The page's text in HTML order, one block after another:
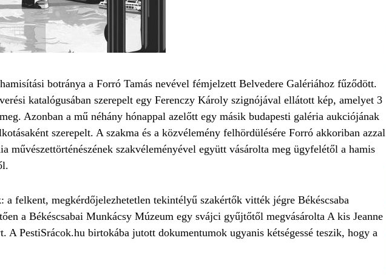
botránya a Forró Tamás nevével fémjelzett Belvedere Galériához fűződött.
katalógusában szerepelt egy Ferenczy Károly szignójával ellátott kép, amelyet 3
Azonban a mű néhány hónappal azelőtt egy másik budapesti galéria aukciójának
szerepelt. A szakma és a közvélemény felhördülésére Forró akkoriban azzal
művészettörténészének szakvéleményével együtt vásárolta meg ügyfelétől a hamis
felkent, megkérdőjelezhetetlen tekintélyű szakértők vitték jégre Békéscsaba
a Békéscsabai Munkácsy Múzeum egy svájci gyűjtőtől megvásárolta A kis Jeanne
PestiSrácok.hu birtokába jutott dokumentumok ugyanis kétségessé teszik, hogy a